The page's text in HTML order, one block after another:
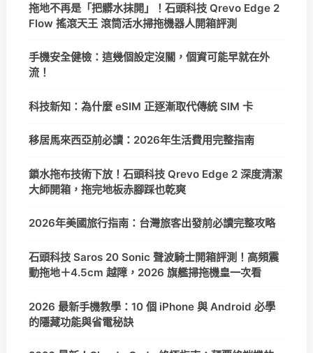
拖地不再是「把髒水抹開」！石頭科技 Qrevo Edge 2
Flow 搖滾天王 滾筒活水掃拖機器人開箱評測
手機安全健檢：這幾個設定沒關，個資可能早就在外
流！
科技新知：為什麼 eSIM 正逐漸取代傳統 SIM 卡
移居馬來西亞前必讀：2026年生活費用完整指南
鎖水拖布技術下放！石頭科技 Qrevo Edge 2 深度清潔
大師開箱，拖完地板赤腳踩也乾爽
2026年美國旅行指南：台灣旅客出發前必讀完整攻略
石頭科技 Saros 20 Sonic 聲波騎士開箱評測！高頻震
動拖地＋4.5cm 越障，2026 旗艦掃拖機皇一次看
2026 最新手機教學：10 個 iPhone 與 Android 必學
的隱藏功能與省電秘訣